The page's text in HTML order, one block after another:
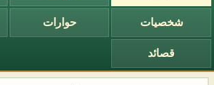
شخصيات حوارات
قصائد